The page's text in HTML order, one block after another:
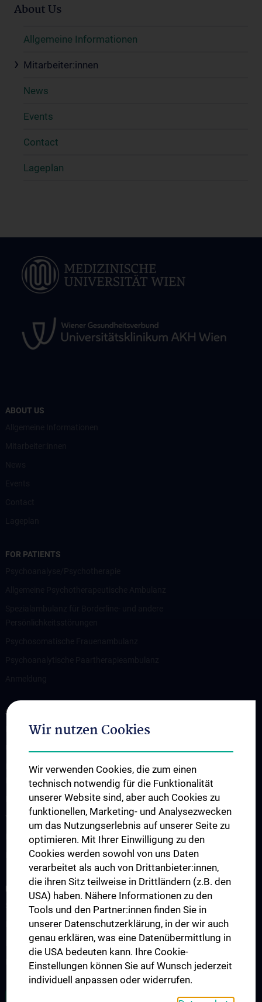
About Us
Allgemeine Informationen
Mitarbeiter:innen
News
Events
Contact
Lageplan
ABOUT US
FOR PATIENTS
STUDIES, TRAINING AND FURTHER EDUCATION
Medizinstudium
Fachärztliche Ausbildung für Psychiatrie und
Psychotherapeutische Medizin/PSY-Diplome
Fortbildungen
Vereine und Fachgesellschaften
Bibliothek
Kontakt
RESEARCH
Schwerpunkte
Publikationen
Kongresse/Tagungen
Forschungsinstrumente (Downloads)
Wir nutzen Cookies
Wir verwenden Cookies, die zum einen
technisch notwendig für die Funktionalität
unserer Website sind, aber auch Cookies zu
funktionellen, Marketing- und Analysezwecken
um das Nutzungserlebnis auf unserer Seite zu
optimieren. Mit Ihrer Einwilligung zu den
Cookies werden sowohl von uns Daten
verarbeitet als auch von Drittanbieter:innen,
die ihren Sitz teilweise in Drittländern (z.B. den
USA) haben. Nähere Informationen zu den
Tools und den Partner:innen finden Sie in
unserer Datenschutzerklärung, in der wir auch
genau erklären, was eine Datenübermittlung in
die USA bedeuten kann. Ihre Cookie-
Einstellungen können Sie auf Wunsch jederzeit
individuell anpassen oder widerrufen.